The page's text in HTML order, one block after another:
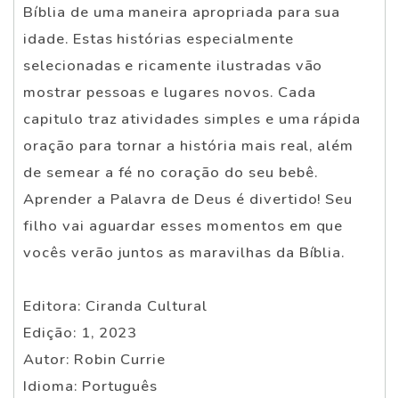
Bíblia de uma maneira apropriada para sua
idade. Estas histórias especialmente
selecionadas e ricamente ilustradas vão
mostrar pessoas e lugares novos. Cada
capitulo traz atividades simples e uma rápida
oração para tornar a história mais real, além
de semear a fé no coração do seu bebê.
Aprender a Palavra de Deus é divertido! Seu
filho vai aguardar esses momentos em que
vocês verão juntos as maravilhas da Bíblia.
Editora: Ciranda Cultural
Edição: 1, 2023
Autor: Robin Currie
Idioma: Português